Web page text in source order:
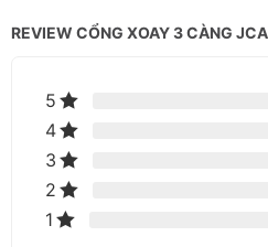
REVIEW CỔNG XOAY 3 CÀNG
5
4
3
2
1